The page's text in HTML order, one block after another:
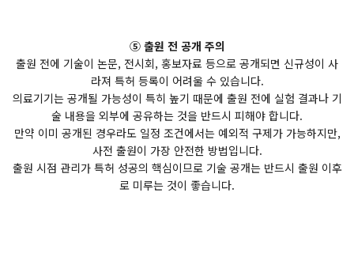
⑤ 출원 전 공개 주의
출원 전에 기술이 논문, 전시회, 홍보자료 등으로 공개되면 신규성이 사
라져 특허 등록이 어려울 수 있습니다.
의료기기는 공개될 가능성이 특히 높기 때문에 출원 전에 실험 결과나 기
술 내용을 외부에 공유하는 것을 반드시 피해야 합니다.
만약 이미 공개된 경우라도 일정 조건에서는 예외적 구제가 가능하지만,
사전 출원이 가장 안전한 방법입니다.
출원 시점 관리가 특허 성공의 핵심이므로 기술 공개는 반드시 출원 이후
로 미루는 것이 좋습니다.